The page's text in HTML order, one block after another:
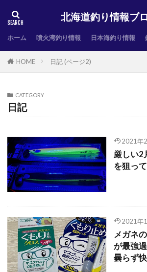
北海道釣り情報ブ
ホーム 噴火湾釣り情報 日本海釣り情報
HOME 日記 (ページ2)
CATEGORY
日記
2021年
厳しい2
を狙っ
2021年
メガネ
が最強
曇らず快